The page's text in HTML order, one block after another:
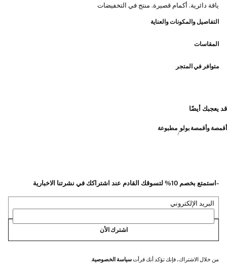
ياقة دائرية. أكمام قصيرة. منتج في التخفيضات
التفاصيل والمكونات والعناية
المقاسات
متوافر في المتجر
قد يعجبك أيضًا
أقمصة وأقمصة بولو مطبوعة
-استمتع بخصم 10% لتسوقك القادم عند اشتراكك في نشرتنا الاخبارية
البريد الإلكتروني
اشترك الأن
من خلال الاشتراك، فإنك تؤكد أنك قرأتسياسة الخصوصية.